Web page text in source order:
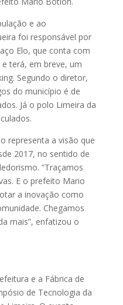
e ao
foi responsável por
Elo, que conta com
terá, em breve, um
Segundo o diretor,
do município é de
Já o polo Limeira da
representa a visão que
2017, no sentido de
“Traçamos
E o prefeito Mario
a inovação como
Chegamos
mais”, enfatizou o
e a Fábrica de
de Tecnologia da